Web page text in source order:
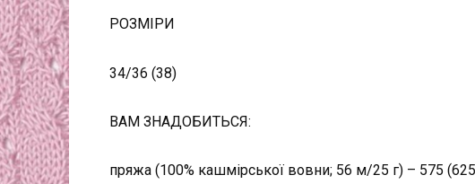
РОЗМІРИ
34/36 (38)
ВАМ ЗНАДОБИТЬСЯ:
пряжа (100% кашмірської вовни; 56 м/25 г) – 575